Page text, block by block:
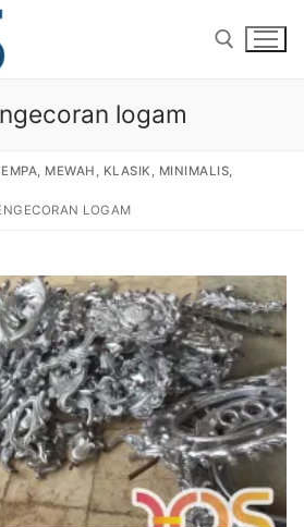
Klasik
Tempa
Tempa Klasik
Besi Tempa Mewah
& Kursi Teras Besi Tempa
logam
MEWAH, KLASIK, MINIMALIS,
LOGAM